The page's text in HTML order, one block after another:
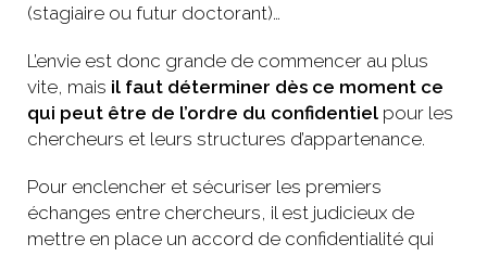
(stagiaire ou futur doctorant)…
L’envie est donc grande de commencer au plus
vite, mais il faut déterminer dès ce moment ce
qui peut être de l’ordre du confidentiel pour les
chercheurs et leurs structures d’appartenance.
Pour enclencher et sécuriser les premiers
échanges entre chercheurs, il est judicieux de
mettre en place un accord de confidentialité qui